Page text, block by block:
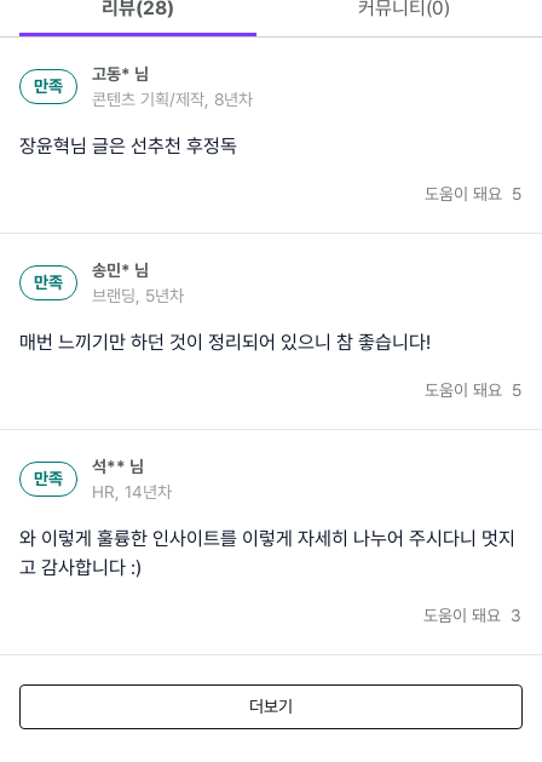
리뷰(28) 커뮤니티(0)
만족
고동* 님
콘텐츠 기획/제작, 8년차
장윤혁님 글은 선추천 후정독
도움이 돼요 5
만족
송민* 님
브랜딩, 5년차
매번 느끼기만 하던 것이 정리되어 있으니 참 좋습니다!
도움이 돼요 5
만족
석** 님
HR, 14년차
와 이렇게 훌륭한 인사이트를 이렇게 자세히 나누어 주시다니 멋지
고 감사합니다 :)
도움이 돼요 3
더보기